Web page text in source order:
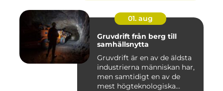
01. aug
Gruvdrift från berg till
samhällsnytta
Gruvdrift är en av de äldsta
industrierna människan har,
men samtidigt en av de
mest högteknologiska...